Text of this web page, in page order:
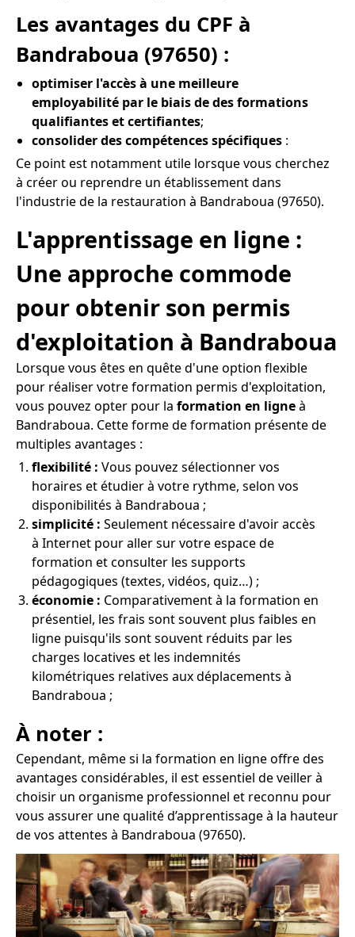
Les avantages du CPF à
Bandraboua (97650) :
optimiser l'accès à une meilleure
employabilité par le biais de des formations
qualifiantes et certifiantes;
consolider des compétences spécifiques :
Ce point est notamment utile lorsque vous cherchez
à créer ou reprendre un établissement dans
l'industrie de la restauration à Bandraboua (97650).
L'apprentissage en ligne :
Une approche commode
pour obtenir son permis
d'exploitation à Bandraboua
Lorsque vous êtes en quête d'une option flexible
pour réaliser votre formation permis d'exploitation,
vous pouvez opter pour la formation en ligneà
Bandraboua. Cette forme de formation présente de
multiples avantages :
flexibilité : Vous pouvez sélectionner vos
horaires et étudier à votre rythme, selon vos
disponibilités à Bandraboua ;
simplicité : Seulement nécessaire d'avoir accès
à Internet pour aller sur votre espace de
formation et consulter les supports
pédagogiques (textes, vidéos, quiz…) ;
économie : Comparativement à la formation en
présentiel, les frais sont souvent plus faibles en
ligne puisqu'ils sont souvent réduits par les
charges locatives et les indemnités
kilométriques relatives aux déplacements à
Bandraboua ;
À noter :
Cependant, même si la formation en ligne offre des
avantages considérables, il est essentiel de veiller à
choisir un organisme professionnel et reconnu pour
vous assurer une qualité d’apprentissage à la hauteur
de vos attentes à Bandraboua (97650).